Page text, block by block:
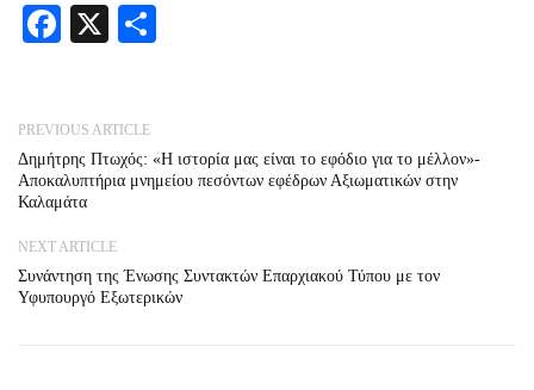
Facebook
X
PREVIOUS ARTICLE
Δημήτρης Πτωχός: «Η ιστορία μας είναι το εφόδιο για το μέλλον»-
Αποκαλυπτήρια μνημείου πεσόντων εφέδρων Αξιωματικών στην
Καλαμάτα
NEXT ARTICLE
Συνάντηση της Ένωσης Συντακτών Επαρχιακού Τύπου με τον
Υφυπουργό Εξωτερικών